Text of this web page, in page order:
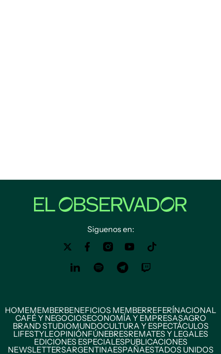
Siguenos en:
HOMEMEMBERBENEFICIOS MEMBERREFERÍNACIONAL
CAFÉ Y NEGOCIOSECONOMÍA Y EMPRESASAGRO
BRAND STUDIOMUNDOCULTURA Y ESPECTÁCULOS
LIFESTYLEOPINIÓNFÚNEBRESREMATES Y LEGALES
EDICIONES ESPECIALESPUBLICACIONES
NEWSLETTERSARGENTINAESPAÑAESTADOS UNIDOS